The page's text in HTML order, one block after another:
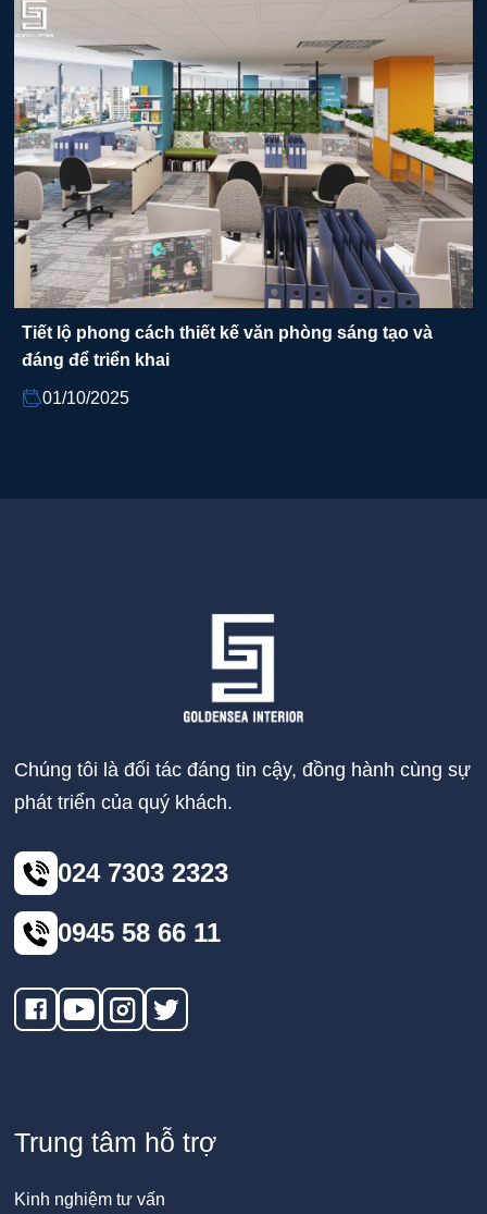
Tiết lộ phong cách thiết kế văn phòng sáng tạo và
đáng để triển khai
01/10/2025
Chúng tôi là đối tác đáng tin cậy, đồng hành cùng sự
phát triển của quý khách.
024 7303 2323
0945 58 66 11
Trung tâm hỗ trợ
Kinh nghiệm tư vấn